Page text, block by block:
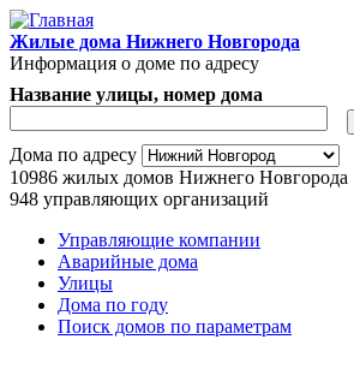
Перейти к основному содержанию
Жилые дома Нижнего Новгорода
Информация о доме по адресу
Адрес дома
Название улицы, номер дома
Дома по адресу
10986 жилых домов Нижнего Новгорода
948 управляющих организаций
Главное меню
Управляющие компании
Аварийные дома
Улицы
Дома по году
Поиск домов по параметрам